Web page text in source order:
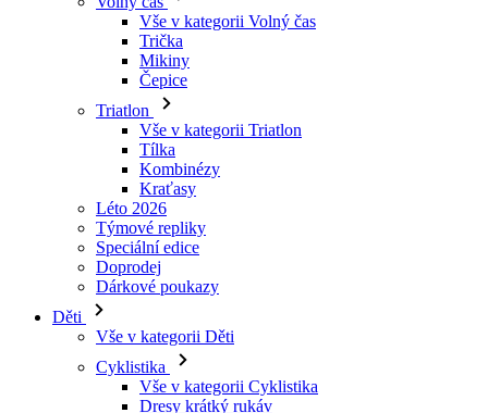
Triatlon
Vše v kategorii Triatlon
Tílka
Kombinézy
Kraťasy
Léto 2026
Týmové repliky
Speciální edice
Doprodej
Dárkové poukazy
Děti
Vše v kategorii Děti
Cyklistika
Vše v kategorii Cyklistika
Dresy dlouhý rukáv
Bundy
Kraťasy
Dlouhé kalhoty